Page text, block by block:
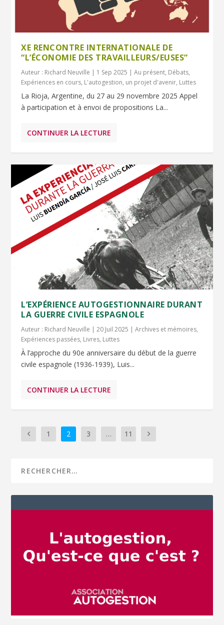
XE RENCONTRE INTERNATIONALE DE
“L’ÉCONOMIE DES TRAVAILLEURS/EUSES”
Auteur : Richard Neuville | 1 Sep 2025 |Au présent, Débats,
Expériences en cours, L'autogestion, un projet d'avenir, Luttes
La Rioja, Argentine, du 27 au 29 novembre 2025 Appel
à participation et à envoi de propositions La...
CONTINUER LA LECTURE
L’EXPÉRIENCE AUTOGESTIONNAIRE DURANT
LA GUERRE CIVILE ESPAGNOLE
Auteur : Richard Neuville |20 Juil 2025 |Archives et mémoires,
Expériences passées, Livres, Luttes
À l’approche du 90e anniversaire du début de la guerre
civile espagnole (1936-1939), Luis...
CONTINUER LA LECTURE
1 2 3 … 11